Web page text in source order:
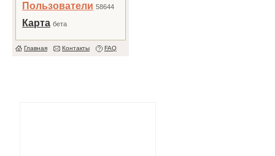
Пользователи 58644
Карта бета
Главная Контакты FAQ